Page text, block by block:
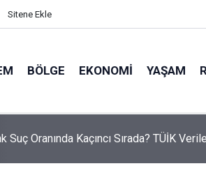
Sitene Ekle
BÖLGE EKONOMI YAŞAM
öldürüp evini ve aracını ateşe verdi